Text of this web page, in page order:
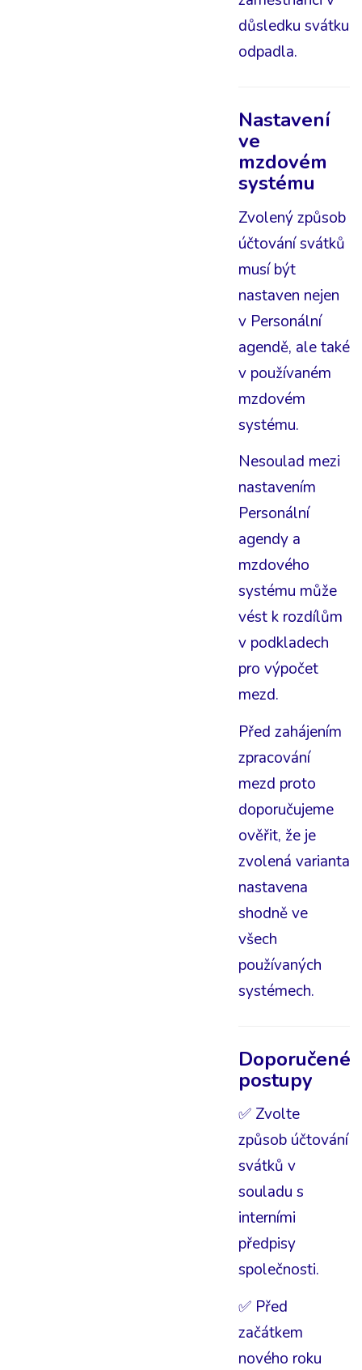
důsledku svátku
odpadla.
Nastavení
ve
mzdovém
systému
Zvolený způsob
účtování svátků
musí být
nastaven nejen
v Personální
agendě, ale také
v používaném
mzdovém
systému.
Nesoulad mezi
nastavením
Personální
agendy a
mzdového
systému může
vést k rozdílům
v podkladech
pro výpočet
mezd.
Před zahájením
zpracování
mezd proto
doporučujeme
ověřit, že je
zvolená varianta
nastavena
shodně ve
všech
používaných
systémech.
Doporučené
postupy
✅ Zvolte
způsob účtování
svátků v
souladu s
interními
předpisy
společnosti.
✅ Před
začátkem
nového roku